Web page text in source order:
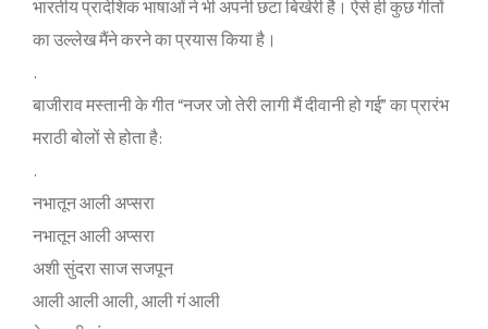
भारतीय प्रादेशिक भाषाओं ने भी अपनी छटा बिखेरी है। ऐसे ही कुछ गीतों
का उल्‍लेख मैंने करने का प्रयास किया है।
.
बाजीराव मस्‍तानी के गीत “नजर जो तेरी लागी मैं दीवानी हो गई” का प्रारंभ
मराठी बोलों से होता है:
.
नभातून आली अप्सरा
नभातून आली अप्सरा
अशी सुंदरा साज सजपून
आली आली आली, आली गं आली